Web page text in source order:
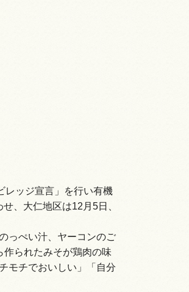
レッジ宣言」を行い有機
、大仁地区は12月5日、
っぺい汁、ヤーコンのご
られたみそが鶏肉の味
モチでおいしい」「自分